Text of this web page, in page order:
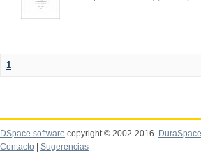
1
DSpace software copyright © 2002-2016
DuraSpace
Contacto
Sugerencias